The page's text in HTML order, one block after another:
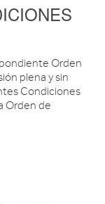
Orden
plena y sin
Condiciones
Orden de